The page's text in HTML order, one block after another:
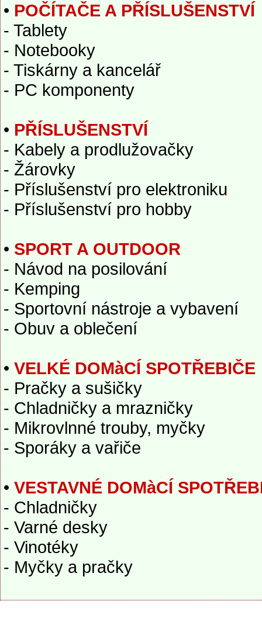
• POČÍTAČE A PŘÍSLUŠENSTVÍ
- Tablety
- Notebooky
- Tiskárny a kancelář
- PC komponenty
• PŘÍSLUŠENSTVÍ
- Kabely a prodlužovačky
- Žárovky
- Příslušenství pro elektroniku
- Příslušenství pro hobby
• SPORT A OUTDOOR
- Návod na posilování
- Kemping
- Sportovní nástroje a vybavení
- Obuv a oblečení
• VELKÉ DOMàCÍ SPOTŘEBIČE
- Pračky a sušičky
- Chladničky a mrazničky
- Mikrovlnné trouby, myčky
- Sporáky a vařiče
• VESTAVNÉ DOMàCÍ
- Chladničky
- Varné desky
- Vinotéky
- Myčky a pračky